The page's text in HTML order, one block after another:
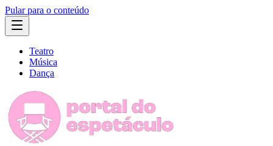
Pular para o conteúdo
Teatro
Música
Dança